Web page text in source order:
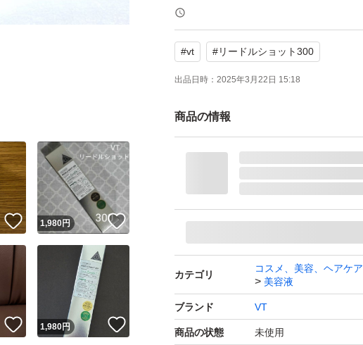
#vt #リードルショット300
出品日時： 2025年3月22日 15:18
商品の情報
カテゴリ
コスメ、美容、ヘアケア
美容液
ブランド VT
商品の状態 未使用
いいね！
1,980円 いいね！
いいね！
1,980円